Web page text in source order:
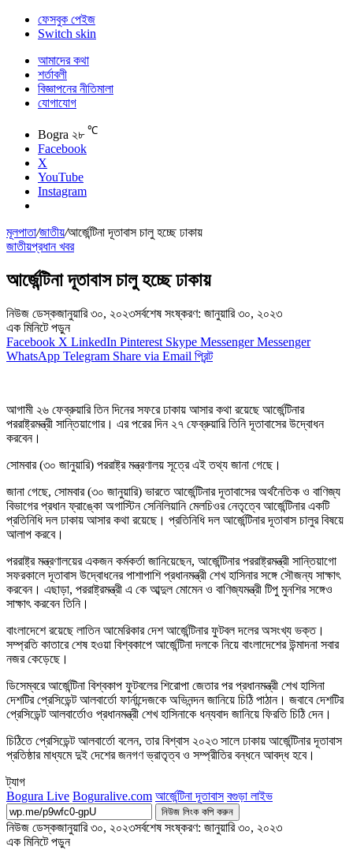
ফেসবুক পেইজ
Switch skin
আমাদের কথা
শর্তাবলী
বিজ্ঞাপনের নীতিমালা
যোগাযোগ
Bogra ২৮ ℃
Facebook
X
YouTube
Instagram
মূলপাতা/জাতীয়/আর্জেন্টিনা দূতাবাস চালু হচ্ছে ঢাকায়
জাতীয়প্রধান খবর
আর্জেন্টিনা দূতাবাস চালু হচ্ছে ঢাকায়
নিউজ ডেস্কজানুয়ারি ৩০, ২০২৩সর্বশেষ সংষ্করণ: জানুয়ারি ৩০, ২০২৩
এক মিনিটে পড়ুন
Facebook X LinkedIn Pinterest Skype Messenger Messenger
WhatsApp Telegram Share via Email প্রিন্ট
আগামী ২৬ ফেব্রুয়ারি তিন দিনের সফরে ঢাকায় আসার কথা রয়েছে আর্জেন্টিনার
পররাষ্ট্রমন্ত্রী সান্তিয়াগোর। এর পরের দিন ২৭ ফেব্রুয়ারি তিনি দূতাবাসের উদ্বোধন
করবেন।
সোমবার (৩০ জানুয়ারি) পররাষ্ট্র মন্ত্রণালয় সূত্রে এই তথ্য জানা গেছে।
জানা গেছে, সোমবার (৩০ জানুয়ারি) ভারতে আর্জেন্টিনার দূতাবাসের অর্থনৈতিক ও বাণিজ্য
বিভাগের প্রধান ফ্রাঙ্কো অগাস্টিন সেনিলিয়ানি মেলচিওর নেতৃত্বে আর্জেন্টিনার একটি
প্রতিনিধি দল ঢাকায় আসার কথা রয়েছে। প্রতিনিধি দল আর্জেন্টিনার দূতাবাস চালুর বিষয়ে
আলাপ করবে।
পররাষ্ট্র মন্ত্রণালয়ের একজন কর্মকর্তা জানিয়েছেন, আর্জেন্টিনার পররাষ্ট্রমন্ত্রী সান্তিয়াগো
সফরকালে দূতাবাস উদ্বোধনের পাশাপাশি প্রধানমন্ত্রী শেখ হাসিনার সঙ্গে সৌজন্য সাক্ষাৎ
করবেন। এছাড়া, পররাষ্ট্রমন্ত্রী এ কে আব্দুল মোমেন ও বাণিজ্যমন্ত্রী টিপু মুনশির সঙ্গেও
সাক্ষাৎ করবেন তিনি।
বাংলাদেশে রয়েছে লাতিন আমেরিকার দেশ আর্জেন্টিনার ফুটবল দলের অসংখ্য ভক্ত।
সম্প্রতি কাতারে শেষ হওয়া বিশ্বকাপে আর্জেন্টিনা দলকে নিয়ে বাংলাদেশের উন্মাদনা সবার
নজর কেড়েছে।
ডিসেম্বরে আর্জেন্টিনা বিশ্বকাপ ফুটবলের শিরোপা জেতার পর প্রধানমন্ত্রী শেখ হাসিনা
দেশটির প্রেসিডেন্ট আলবার্তো ফার্নান্দেজকে অভিনন্দন জানিয়ে চিঠি পাঠান। জবাবে দেশটির
প্রেসিডেন্ট আলবার্তোও প্রধানমন্ত্রী শেখ হাসিনাকে ধন্যবাদ জানিয়ে ফিরতি চিঠি দেন।
চিঠিতে প্রেসিডেন্ট আলবার্তো বলেন, তার বিশ্বাস ২০২৩ সালে ঢাকায় আর্জেন্টিনার দূতাবাস
প্রতিষ্ঠার মাধ্যমে দুই দেশের জনগণ ভ্রাতৃত্ব ও সম্প্রীতির বন্ধনে আবদ্ধ হবে।
ট্যাগ
Bogura Live Boguralive.com আর্জেন্টিনা দূতাবাস বগুড়া লাইভ
নিউজ লিংক কপি করুন
নিউজ ডেস্কজানুয়ারি ৩০, ২০২৩সর্বশেষ সংষ্করণ: জানুয়ারি ৩০, ২০২৩
এক মিনিটে পড়ুন